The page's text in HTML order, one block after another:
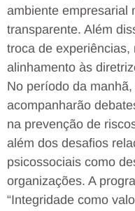
ambiente empresarial
transparente. Além
troca de
alinhamento às
No período da
acompanharão
na prevenção de
além dos desafios
psicossociais como
organizações. A
“Integridade como